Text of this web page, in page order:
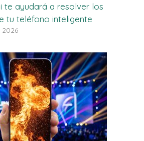
te ayudará a resolver los
tu teléfono inteligente